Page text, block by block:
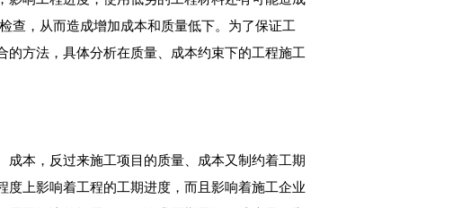
查，从而造成增加成本和质量低下。为了保证工
方法，具体分析在质量、成本约束下的工程施工
本，反过来施工项目的质量、成本又制约着工期
上影响着工程的工期进度，而且影响着施工企业